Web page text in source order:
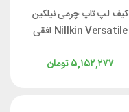
کیف لپ تاپ چرمی نیلکین
Nillkin Versatile افقی
تومان۵,۱۵۲,۲۷۷